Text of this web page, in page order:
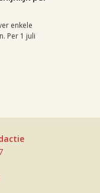
enkele
Per 1 juli